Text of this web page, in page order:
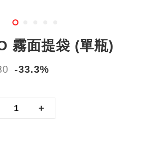
霧面提袋 (單瓶)
-33.3%
+